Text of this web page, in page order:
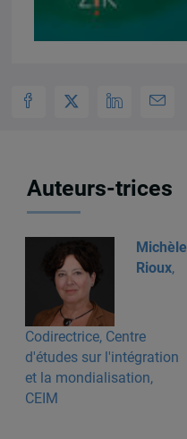
Auteurs-trices
Michèle
Rioux,
Codirectrice, Centre
d'études sur l'intégration
et la mondialisation,
CEIM